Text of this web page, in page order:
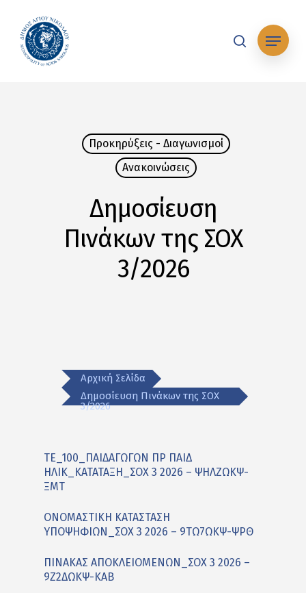
main
content
searchΜενού
Προκηρύξεις - Διαγωνισμοί
Ανακοινώσεις
Δημοσίευση
Πινάκων της ΣΟΧ
3/2026
Αρχική Σελίδα
Δημοσίευση Πινάκων της ΣΟΧ
3/2026
ΤΕ_100_ΠΑΙΔΑΓΩΓΩΝ ΠΡ ΠΑΙΔ
ΗΛΙΚ_ΚΑΤΑΤΑΞΗ_ΣΟΧ 3 2026 – ΨΗΛΖΩΚΨ-
ΞΜΤ
ΟΝΟΜΑΣΤΙΚΗ ΚΑΤΑΣΤΑΣΗ
ΥΠΟΨΗΦΙΩΝ_ΣΟΧ 3 2026 – 9ΤΩ7ΩΚΨ-ΨΡΘ
ΠΙΝΑΚΑΣ ΑΠΟΚΛΕΙΟΜΕΝΩΝ_ΣΟΧ 3 2026 –
9Ζ2ΔΩΚΨ-ΚΑΒ